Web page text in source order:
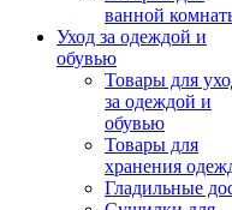
ванной
Уход за одеждой и
обувью
Товары для
за одеждой и
обувью
Товары для
хранения
Гладильные